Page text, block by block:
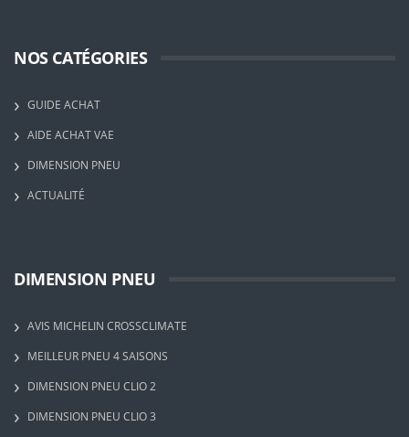
NOS CATÉGORIES
GUIDE ACHAT
AIDE ACHAT VAE
DIMENSION PNEU
ACTUALITÉ
DIMENSION PNEU
AVIS MICHELIN CROSSCLIMATE
MEILLEUR PNEU 4 SAISONS
DIMENSION PNEU CLIO 2
DIMENSION PNEU CLIO 3